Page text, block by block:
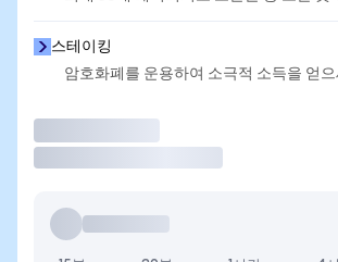
스테이킹
암호화폐를 운용하여 소극적 소득을 얻